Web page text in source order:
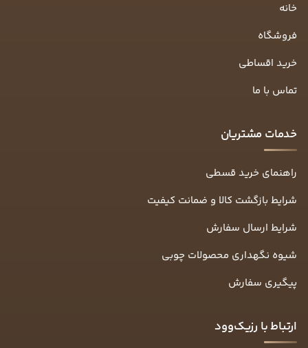
خانه
فروشگاه
خرید اقساطی
تماس با ما
خدمات مشتریان
راهنمای خرید قسطی
شرایط بازگشت کالا و ضمانت کیفیت
شرایط ارسال سفارش
شیوه نگهداری محصولات چوبی
پیگیری سفارش
ارتباط با رزیک‌وود